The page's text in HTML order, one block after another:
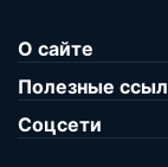
О сайте
Полезные
Соцсети